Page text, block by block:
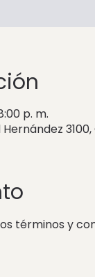
p. m.
términos y